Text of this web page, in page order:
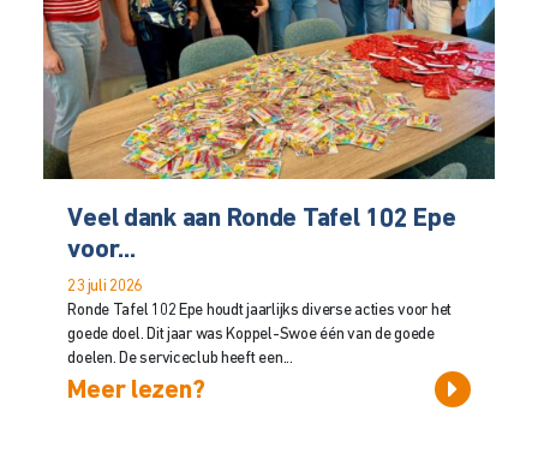
Veel dank aan Ronde Tafel 102 Epe
voor...
23 juli 2026
Ronde Tafel 102 Epe houdt jaarlijks diverse acties voor het
goede doel. Dit jaar was Koppel-Swoe één van de goede
doelen. De serviceclub heeft een...
Meer lezen?